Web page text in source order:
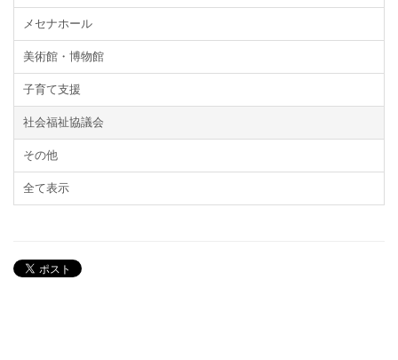
メセナホール
美術館・博物館
子育て支援
社会福祉協議会
その他
全て表示